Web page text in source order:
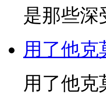
是那些深
用了他克
用了他克